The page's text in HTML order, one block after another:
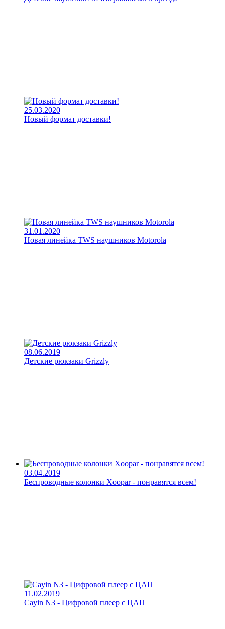
25.03.2020
Новый формат доставки!
31.01.2020
Новая линейка TWS наушников Motorola
08.06.2019
Детские рюкзаки Grizzly
03.04.2019
Беспроводные колонки Xoopar - понравятся всем!
11.02.2019
Cayin N3 - Цифровой плеер с ЦАП